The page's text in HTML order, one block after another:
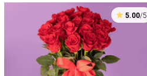
5.00/5